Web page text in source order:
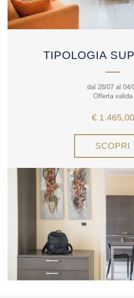
TIPOLOGIA
dal 28/07 al 04/
Offerta valida
€ 1.465,00
SCOPRI